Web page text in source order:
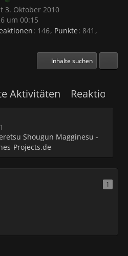
3. Oktober 2010
um 00:15
146 Punkte 841
Inhalte suchen
Aktivitäten Reaktionen
Shougun Magginesu -
Projects.de
1